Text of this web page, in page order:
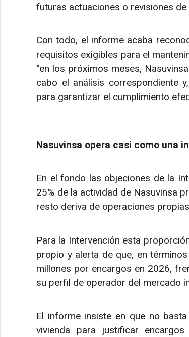
futuras actuaciones o revisiones
Con todo, el informe acaba
requisitos exigibles para el
“en los próximos meses,
cabo el análisis correspondiente
para garantizar el cumplimiento
Nasuvinsa opera casi como una
En el fondo las objeciones de la
25% de la actividad de Nasuvinsa
resto deriva de operaciones
Para la Intervención esta
propio y alerta de que, en
millones por encargos en 2026,
su perfil de operador del mercado
El informe insiste en que no
vivienda para justificar